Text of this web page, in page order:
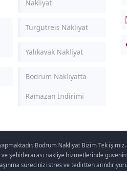
Nakliyat
Turgutreis Nakliyat
Yalıkavak Nakliyat
Bodrum Nakliyatta
Ramazan İndirimi
Bodrum Nakliyat Bizim Tek işimiz.
şehirlerarası nakliye hizmetlerinde güvenin
sürecinizi stres ve tedirtten